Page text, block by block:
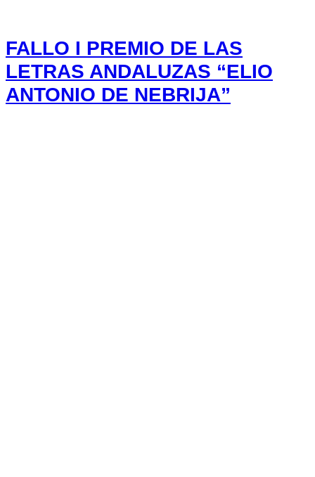
FALLO I PREMIO DE LAS
LETRAS ANDALUZAS “ELIO
ANTONIO DE NEBRIJA”